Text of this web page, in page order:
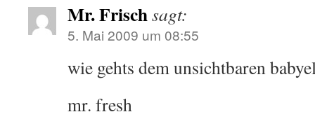
Mr. Frischsagt:
5. Mai 2009 um 08:55
wie gehts dem unsichtbaren
mr. fresh